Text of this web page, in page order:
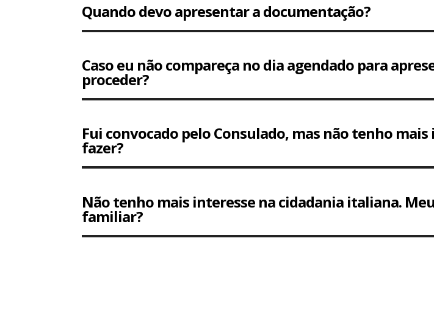
Quando devo apresentar a documentação?
Caso eu não compareça no dia agendado para
proceder?
Fui convocado pelo Consulado, mas não tenho
fazer?
Não tenho mais interesse na cidadania italiana.
familiar?